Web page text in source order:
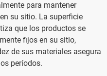
para mantener
su sitio. La superficie
que los productos se
fijos en su sitio,
de sus materiales asegura
períodos.